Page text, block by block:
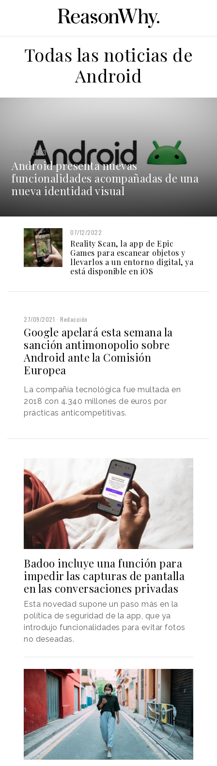
Todas las noticias de
Android
07/09/2023
Android presenta nuevas
funcionalidades acompañadas de una
nueva identidad visual
07/12/2022
Reality Scan, la app de Epic
Games para escanear objetos y
llevarlos a un entorno digital, ya
está disponible en iOS
27/09/2021 Redacción
Google apelará esta semana la
sanción antimonopolio sobre
Android ante la Comisión
Europea
La compañía tecnológica fue multada en
2018 con 4.340 millones de euros por
prácticas anticompetitivas.
Badoo incluye una función para
impedir las capturas de pantalla
en las conversaciones privadas
Esta novedad supone un paso más en la
política de seguridad de la app, que ya
introdujo funcionalidades para evitar fotos
no deseadas.